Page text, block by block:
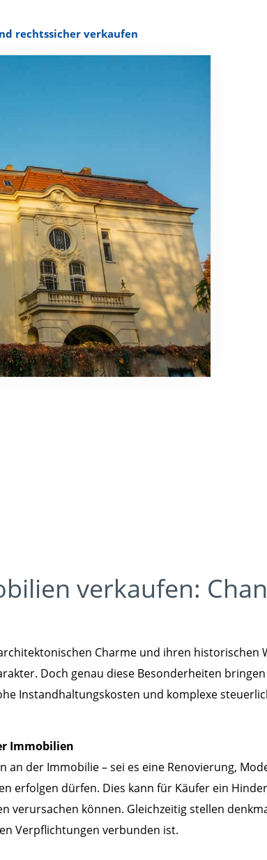
rechtssicher verkaufen
verkaufen:
Charme und ihren historischen
Doch genau diese Besonderheiten
Instandhaltungskosten und komplexe
Immobilien
an der Immobilie – sei es eine Renovierung,
erfolgen dürfen. Dies kann für Käufer ein
verursachen können. Gleichzeitig stellen
Verpflichtungen verbunden ist.